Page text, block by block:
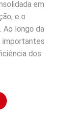
em
e o
Ao longo da
importantes
dos